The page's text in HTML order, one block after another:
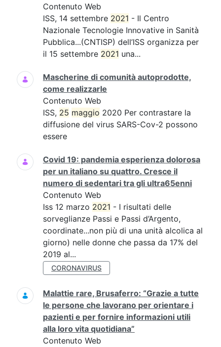
Contenuto Web
ISS, 14 settembre 2021 - Il Centro
Nazionale Tecnologie Innovative in Sanità
Pubblica...(CNTISP) dell’ISS organizza per
il 15 settembre 2021 una...
Mascherine di comunità autoprodotte,
come realizzarle
Contenuto Web
ISS, 25 maggio 2020 Per contrastare la
diffusione del virus SARS-Cov-2 possono
essere
Covid 19: pandemia esperienza dolorosa
per un italiano su quattro. Cresce il
numero di sedentari tra gli ultra65enni
Contenuto Web
Iss 12 marzo 2021 - I risultati delle
sorveglianze Passi e Passi d’Argento,
coordinate...non più di una unità alcolica al
giorno) nelle donne che passa da 17% del
2019 al...
CORONAVIRUS
Malattie rare, Brusaferro: “Grazie a tutte
le persone che lavorano per orientare i
pazienti e per fornire informazioni utili
alla loro vita quotidiana”
Contenuto Web